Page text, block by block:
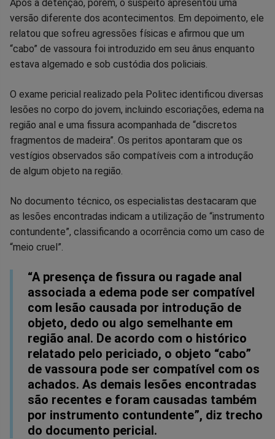
Após a detenção, porém, o suspeito apresentou uma
versão diferente dos acontecimentos. Em depoimento, ele
relatou que sofreu agressões físicas e afirmou que um
“cabo” de vassoura foi introduzido em seu ânus enquanto
estava algemado e sob custódia dos policiais.
O exame pericial realizado pela Politec identificou diversas
lesões no corpo do jovem, incluindo escoriações, edema na
região anal e uma fissura acompanhada de “discretos
fragmentos de madeira”. Os peritos apontaram que os
vestígios observados são compatíveis com a introdução
de algum objeto na região.
No documento técnico, os especialistas destacaram que
as lesões encontradas indicam a utilização de “instrumento
contundente”, classificando a ocorrência como um caso de
“meio cruel”.
“A presença de fissura ou ragade anal
associada a edema pode ser compatível
com lesão causada por introdução de
objeto, dedo ou algo semelhante em
região anal. De acordo com o histórico
relatado pelo periciado, o objeto “cabo”
de vassoura pode ser compatível com os
achados. As demais lesões encontradas
são recentes e foram causadas também
por instrumento contundente”, diz trecho
do documento pericial.